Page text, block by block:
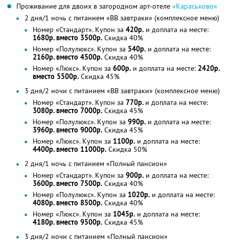
Проживание для двоих в загородном арт-отеле «Караськово»
2 дня/1 ночь с питанием «ВВ завтраки» (комплексное меню)
Номер «Стандарт». Купон за 420р. и доплата на месте:
1680р. вместо 3500р. Скидка 40%
Номер «Полулюкс». Купон за 540р. и доплата на месте:
2160р. вместо 4500р. Скидка 40%
Номер «Люкс». Купон за 600р. и доплата на месте: 2420р.
вместо 5500р. Скидка 45%
3 дня/2 ночи с питанием «ВВ завтраки» (комплексное меню)
Номер «Стандарт». Купон за 770р. и доплата на месте:
3080р. вместо 7000р. Скидка 45%
Номер «Полулюкс». Купон за 990р. и доплата на месте:
3960р. вместо 9000р. Скидка 45%
Номер «Люкс». Купон за 1100р. и доплата на месте:
4400р. вместо 11000р. Скидка 50%
2 дня/1 ночь с питанием «Полный пансион»
Номер «Стандарт». Купон за 900р. и доплата на месте:
3600р. вместо 7500р. Скидка 40%
Номер «Полулюкс». Купон за 1020р. и доплата на месте:
4080р. вместо 8500р. Скидка 40%
Номер «Люкс». Купон за 1045р. и доплата на месте:
4180р. вместо 9500р. Скидка 45%
3 дня/2 ночи с питанием «Полный пансион»